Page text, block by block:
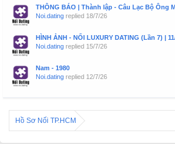
THÔNG BÁO | Thành lập - Câu Lạc Bộ Ông
Noi.dating replied 18/7/26
HÌNH ẢNH - NỐI LUXURY DATING (Lần 7) |
Noi.dating replied 15/7/26
Nam - 1980
Noi.dating replied 12/7/26
Hồ Sơ Nối TP.HCM